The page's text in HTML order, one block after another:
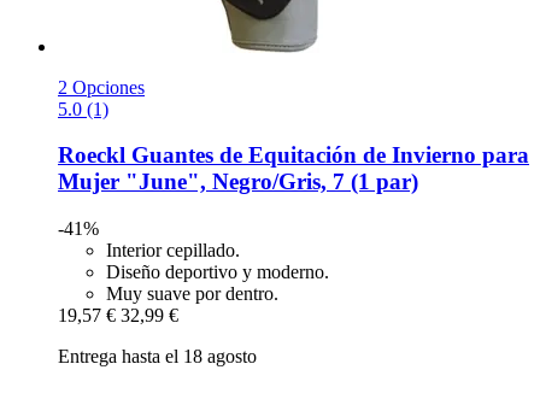
2 Opciones
5.0 (1)
Roeckl Guantes de Equitación de Invierno para
Mujer "June", Negro/Gris, 7 (1 par)
-41%
Interior cepillado.
Diseño deportivo y moderno.
Muy suave por dentro.
19,57 € 32,99 €
Entrega hasta el 18 agosto